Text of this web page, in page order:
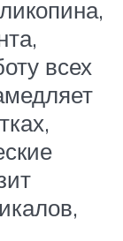
всех